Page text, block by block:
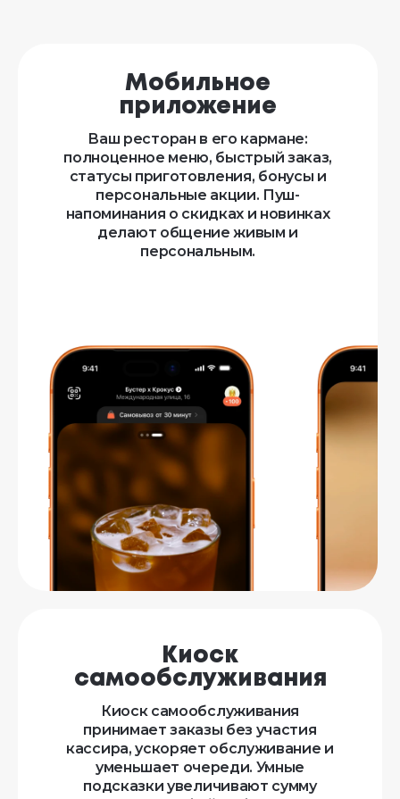
Мобильное
приложение
Ваш ресторан в его кармане:
полноценное меню, быстрый заказ,
статусы приготовления, бонусы и
персональные акции. Пуш-
напоминания о скидках и новинках
делают общение живым и
персональным.
Киоск
самообслуживания
Киоск самообслуживания
принимает заказы без участия
кассира, ускоряет обслуживание и
уменьшает очереди. Умные
подсказки увеличивают сумму